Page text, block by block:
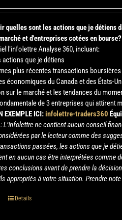
quelles sont les actions que je détiens
et d'entreprises cotées en bourse?
l'infolettre Analyse 360, incluant:
actions que je détiens
plus récentes transactions boursières
économiques du Canada et des États-
sur le marché et les tendances du
de 3 entreprises qui attirent
EXEMPLE ICI:infolettre-traders360
L'infolettre ne contient aucun conseil
par le lecteur comme des
passées, les actions que je
en aucun cas être interprétées
conclusions avant de prendre la
appropriés à votre situation. Prendre
Details